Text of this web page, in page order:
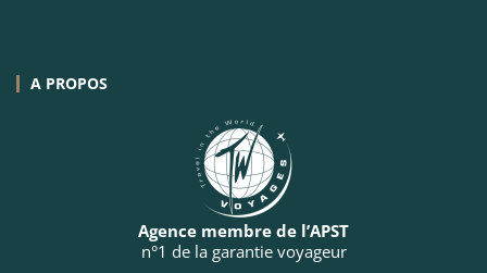
A PROPOS
Agence membre de l’APST
n°1 de la garantie voyageur